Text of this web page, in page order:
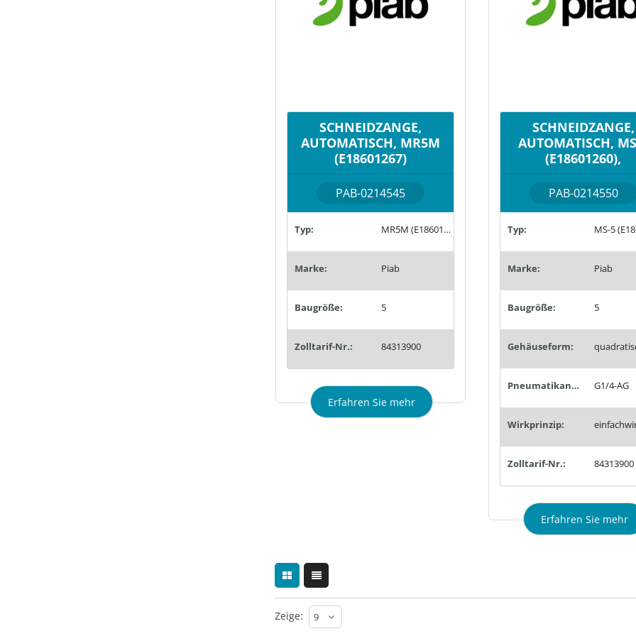
SCHNEIDZANGE,
AUTOMATISCH, MR5M
(E18601267)
PAB-0214545
Typ: MR5M (E18601267)
Marke: Piab
Baugröße: 5
Zolltarif-Nr.: 84313900
Erfahren Sie mehr
SCHNEIDZANGE,
AUTOMATISCH,
(E18601260),
PAB-0214550
Typ:
Marke: Piab
Baugröße: 5
Gehäuseform:
Pneumatikanschluss: G1/4-AG
Wirkprinzip:
Zolltarif-Nr.: 84313900
Erfahren Sie mehr
Zeige: